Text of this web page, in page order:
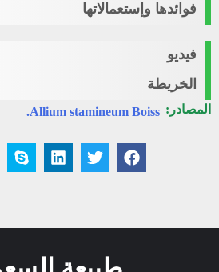
فوائدها وإستعمالاتها
فيديو
الخريطة
المصادر: Allium stamineum Boiss.